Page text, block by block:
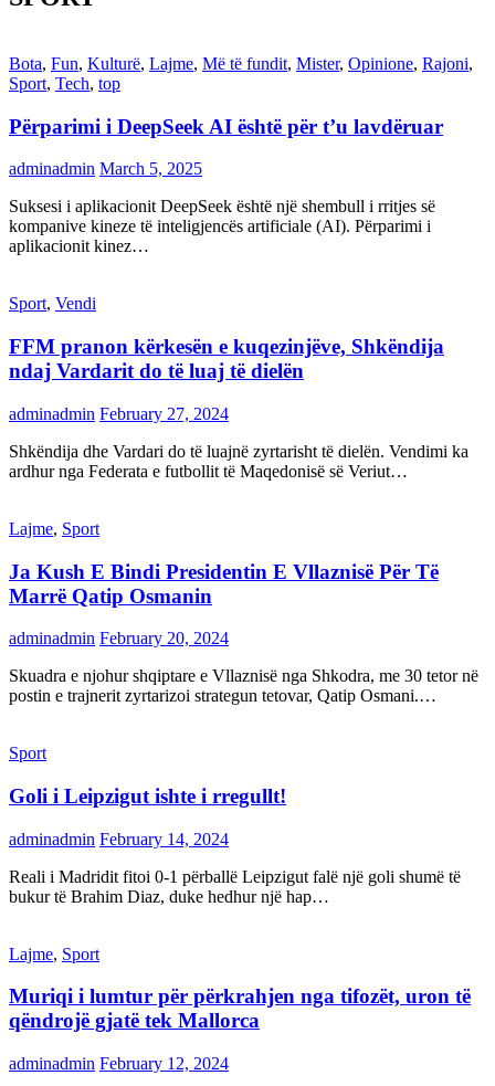
Bota, Fun, Kulturë, Lajme, Më të fundit, Mister, Opinione, Rajoni,
Sport, Tech, top
Përparimi i DeepSeek AI është për t’u lavdëruar
adminadmin March 5, 2025
Suksesi i aplikacionit DeepSeek është një shembull i rritjes së
kompanive kineze të inteligjencës artificiale (AI). Përparimi i
aplikacionit kinez…
Sport, Vendi
FFM pranon kërkesën e kuqezinjëve, Shkëndija
ndaj Vardarit do të luaj të dielën
adminadmin February 27, 2024
Shkëndija dhe Vardari do të luajnë zyrtarisht të dielën. Vendimi ka
ardhur nga Federata e futbollit të Maqedonisë së Veriut…
Lajme, Sport
Ja Kush E Bindi Presidentin E Vllaznisë Për Të
Marrë Qatip Osmanin
adminadmin February 20, 2024
Skuadra e njohur shqiptare e Vllaznisë nga Shkodra, me 30 tetor në
postin e trajnerit zyrtarizoi strategun tetovar, Qatip Osmani.…
Sport
Goli i Leipzigut ishte i rregullt!
adminadmin February 14, 2024
Reali i Madridit fitoi 0-1 përballë Leipzigut falë një goli shumë të
bukur të Brahim Diaz, duke hedhur një hap…
Lajme, Sport
Muriqi i lumtur për përkrahjen nga tifozët, uron të
qëndrojë gjatë tek Mallorca
adminadmin February 12, 2024